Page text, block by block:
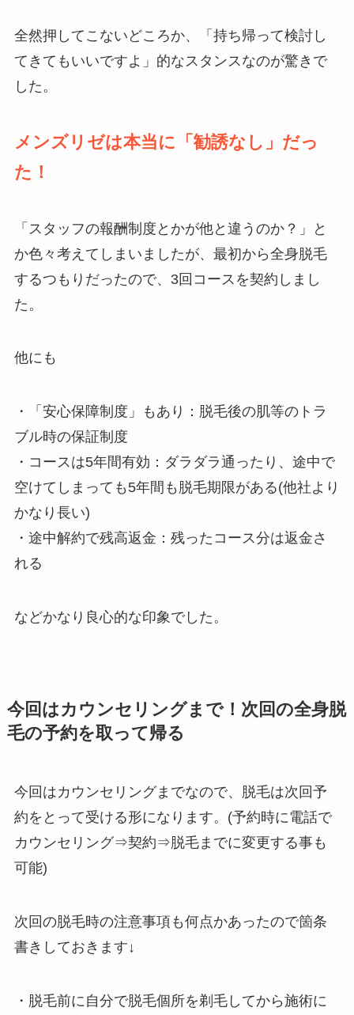
全然押してこないどころか、「持ち帰って検討し
てきてもいいですよ」的なスタンスなのが驚きで
した。
メンズリゼは本当に「勧誘なし」だっ
た！
「スタッフの報酬制度とかが他と違うのか？」と
か色々考えてしまいましたが、最初から全身脱毛
するつもりだったので、3回コースを契約しまし
た。
他にも
・「安心保障制度」もあり：脱毛後の肌等のトラ
ブル時の保証制度
・コースは5年間有効：ダラダラ通ったり、途中で
空けてしまっても5年間も脱毛期限がある(他社より
かなり長い)
・途中解約で残高返金：残ったコース分は返金さ
れる
などかなり良心的な印象でした。
今回はカウンセリングまで！次回の全身脱
毛の予約を取って帰る
今回はカウンセリングまでなので、脱毛は次回予
約をとって受ける形になります。(予約時に電話で
カウンセリング⇒契約⇒脱毛までに変更する事も
可能)
次回の脱毛時の注意事項も何点かあったので箇条
書きしておきます↓
・脱毛前に自分で脱毛個所を剃毛してから施術に